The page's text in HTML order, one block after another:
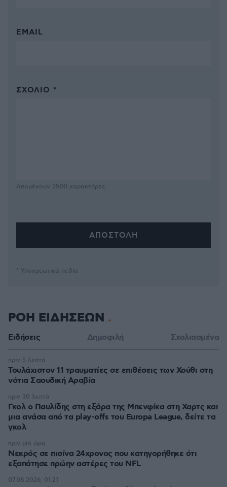
EMAIL
ΣΧΌΛΙΟ *
Απομένουν 2500 χαρακτήρες
* Υποχρεωτικά πεδία
ΡΟΗ ΕΙΔΗΣΕΩΝ
Ειδήσεις Δημοφιλή Σχολιασμένα
Τουλάχιστον 11 τραυματίες σε επιθέσεις των Χούθι στη
νότια Σαουδική Αραβία
πριν 5 λεπτά
Γκολ ο Παυλίδης στη εξάρα της Μπενφίκα στη Χαρτς και
μια ανάσα από τα play-offs του Europa League, δείτε τα
γκολ
πριν 30 λεπτά
Νεκρός σε πισίνα 24χρονος που κατηγορήθηκε ότι
εξαπάτησε πρώην αστέρες του NFL
πριν μία ώρα
07.08.2026, 01:21